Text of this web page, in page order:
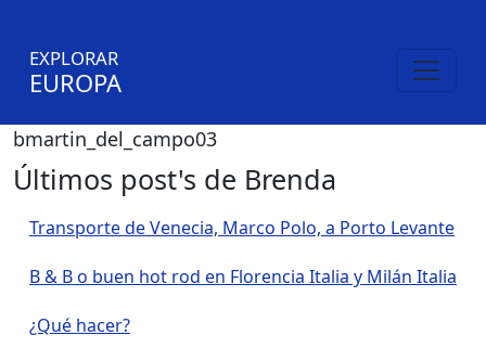
EXPLORAR
EUROPA
bmartin_del_campo03
Últimos post's de Brenda
Transporte de Venecia, Marco Polo, a Porto Levante
B & B o buen hot rod en Florencia Italia y Milán Italia
¿Qué hacer?